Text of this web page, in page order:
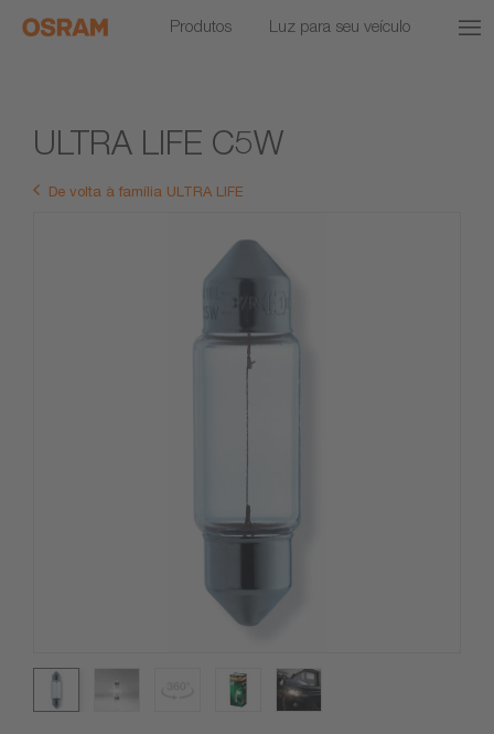
Produtos Luz para seu veículo
ULTRA LIFE C5W
De volta à família ULTRA LIFE